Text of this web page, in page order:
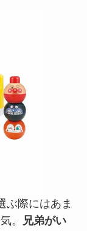
ぶ際にはあま
。
兄弟がい